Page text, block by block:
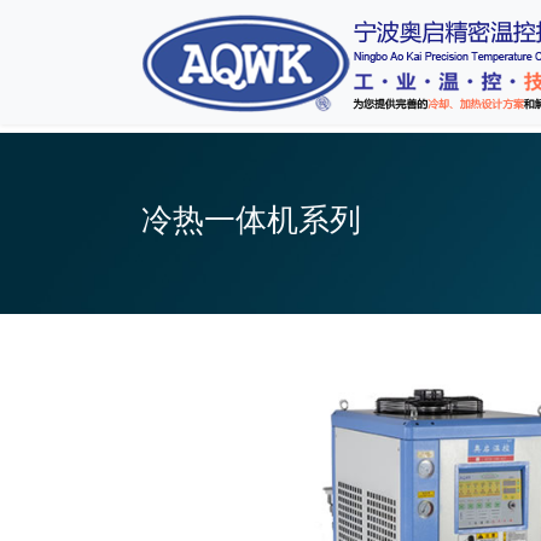
冷热一体机系列